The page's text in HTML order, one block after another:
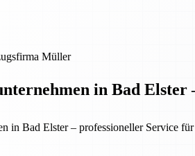
Müller
in Bad
in Bad Elster – professioneller Service